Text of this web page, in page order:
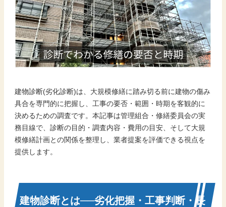
建物診断(劣化診断)は、大規模修繕に踏み切る前に建物の傷み
具合を専門的に把握し、工事の要否・範囲・時期を客観的に
決めるための調査です。本記事は管理組合・修繕委員会の実
務目線で、診断の目的・調査内容・費用の目安、そして大規
模修繕計画との関係を整理し、業者提案を評価できる視点を
提供します。
建物診断とは──劣化把握・工事判断・長